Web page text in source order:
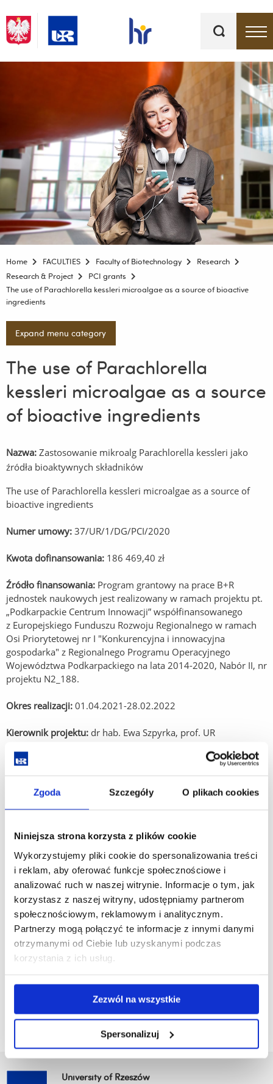
Zgoda Szczegóły O plikach cookies
Niniejsza strona korzysta z plików cookie
Wykorzystujemy pliki cookie do spersonalizowania treści
i reklam, aby oferować funkcje społecznościowe i
analizować ruch w naszej witrynie. Informacje o tym, jak
korzystasz z naszej witryny, udostępniamy partnerom
społecznościowym, reklamowym i analitycznym.
Partnerzy mogą połączyć te informacje z innymi danymi
otrzymanymi od Ciebie lub uzyskanymi podczas
korzystania z ich usług.
Zezwól na wszystkie
Spersonalizuj
Home FACULTIES Faculty of Biotechnology
Research
Research & Project
PCI grants
The use of Parachlorella kessleri microalgae as a source of bioactive
ingredients
Expand menu category
The use of Parachlorella
kessleri microalgae as a source
of bioactive ingredients
Nazwa: Zastosowanie mikroalg Parachlorella kessleri jako
źródła bioaktywnych składników
The use of Parachlorella kessleri microalgae as a source of
bioactive ingredients
Numer umowy: 37/UR/1/DG/PCI/2020
Kwota dofinansowania: 186 469,40 zł
Źródło finansowania: Program grantowy na prace B+R
jednostek naukowych jest realizowany w ramach projektu pt.
„Podkarpackie Centrum Innowacji” współfinansowanego
z Europejskiego Funduszu Rozwoju Regionalnego w ramach
Osi Priorytetowej nr I "Konkurencyjna i innowacyjna
gospodarka" z Regionalnego Programu Operacyjnego
Województwa Podkarpackiego na lata 2014-2020, Nabór II, nr
projektu N2_188.
Okres realizacji: 01.04.2021-28.02.2022
Kierownik projektu: dr hab. Ewa Szpyrka, prof. UR
Opis projektu:
Celem projektu jest optymalizacja warunków
podkarpackiego) szczepu mikroalg Parachlorella kessleri
w kierunku produkcji lipidów, długołańcuchowych kwasów
tłuszczowych oraz węglowodanów, głównie β-glukanów
(sekwencjonowanie DNA i RNA). Bioaktywne preparaty
przygotowane na bazie tych glonów, mogą być wykorzystane
w przemyśle spożywczym, kosmetycznym, farmaceutycznym
oraz petrochemicznym.
The aim of the project is to optimize the conditions for the
cultivation of a newly selected (in the Podkarpackie
Voivodeship) strain of Parachlorella kessleri microalgae
towards the production of lipids, long-chain fatty acids and
carbohydrates, mainly β-glucans and pigments, and further
sequencing). Bioactive preparations based on these algae can
be used in the food, cosmetics, pharmaceutical and
petrochemical industries.
University of Rzeszów